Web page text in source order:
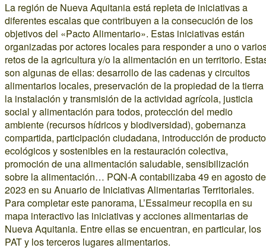
La región de Nueva Aquitania está repleta de iniciativas a
diferentes escalas que contribuyen a la consecución de los
objetivos del «Pacto Alimentario». Estas iniciativas están
organizadas por actores locales para responder a uno o
retos de la agricultura y/o la alimentación en un territorio.
son algunas de ellas: desarrollo de las cadenas y circuitos
alimentarios locales, preservación de la propiedad de la tierra
la instalación y transmisión de la actividad agrícola, justicia
social y alimentación para todos, protección del medio
ambiente (recursos hídricos y biodiversidad), gobernanza
compartida, participación ciudadana, introducción de
ecológicos y sostenibles en la restauración colectiva,
promoción de una alimentación saludable, sensibilización
sobre la alimentación… PQN-A contabilizaba 49 en agosto de
2023 en su Anuario de Iniciativas Alimentarias Territoriales.
Para completar este panorama, L’Essaimeur recopila en su
mapa interactivo las iniciativas y acciones alimentarias de
Nueva Aquitania. Entre ellas se encuentran, en particular, los
PAT y los terceros lugares alimentarios.